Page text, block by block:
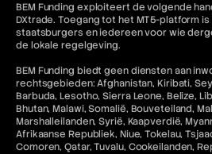
BEM Funding exploiteert de volgende
DXtrade. Toegang tot het MT5-platform
staatsburgers en iedereen voor wie
de lokale regelgeving.
BEM Funding biedt geen diensten aan
rechtsgebieden: Afghanistan, Kiribati,
Barbuda, Lesotho, Sierra Leone, Belize,
Bhutan, Malawi, Somalië, Bouveteiland,
Marshalleilanden, Syrië, Kaapverdië,
Afrikaanse Republiek, Niue, Tokelau,
Comoren, Qatar, Tuvalu, Cookeilanden,